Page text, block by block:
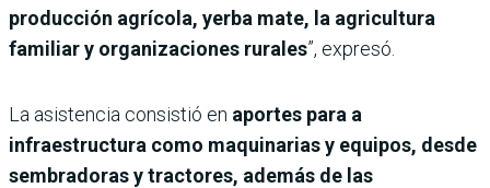
producción agrícola, yerba mate, la agricultura
familiar y organizaciones rurales”, expresó.
La asistencia consistió en aportes para a
infraestructura como maquinarias y equipos, desde
sembradoras y tractores, además de las